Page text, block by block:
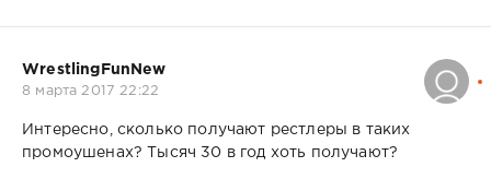
WrestlingFunNew
8 марта 2017 22:22
Интересно, сколько получают рестлеры в таких
промоушенах? Тысяч 30 в год хоть получают?